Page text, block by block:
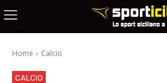
Home Calcio
CALCIO